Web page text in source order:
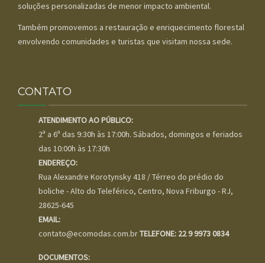
soluções personalizadas de menor impacto ambiental.
Também promovemos a restauração e enriquecimento florestal
envolvendo comunidades e turistas que visitam nossa sede.
CONTATO
ATENDIMENTO AO PÚBLICO:
2ª a 6ª das 9:30h às 17:00h. Sábados, domingos e feriados
das 10:00h às 17:30h
ENDEREÇO:
Rua Alexandre Korotynsky 418 / Térreo do prédio do
boliche - Alto do Teleférico, Centro, Nova Friburgo - RJ,
28625-645
EMAIL:
contato@ecomodas.com.brTELEFONE: 22 9 9973 0834
DOCUMENTOS: